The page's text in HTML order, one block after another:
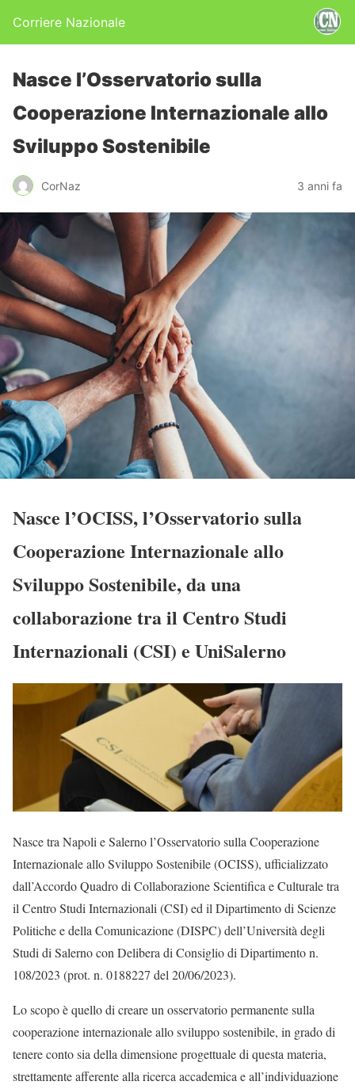
Corriere Nazionale
Nasce l’Osservatorio sulla
Cooperazione Internazionale allo
Sviluppo Sostenibile
CorNaz 3 anni fa
Nasce l’OCISS, l’Osservatorio sulla
Cooperazione Internazionale allo
Sviluppo Sostenibile, da una
collaborazione tra il Centro Studi
Internazionali (CSI) e UniSalerno
Nasce tra Napoli e Salerno l’Osservatorio sulla Cooperazione
Internazionale allo Sviluppo Sostenibile (OCISS), ufficializzato
dall’Accordo Quadro di Collaborazione Scientifica e Culturale tra
il Centro Studi Internazionali (CSI) ed il Dipartimento di Scienze
Politiche e della Comunicazione (DISPC) dell’Università degli
Studi di Salerno con Delibera di Consiglio di Dipartimento n.
108/2023 (prot. n. 0188227 del 20/06/2023).
Lo scopo è quello di creare un osservatorio permanente sulla
cooperazione internazionale allo sviluppo sostenibile, in grado di
tenere conto sia della dimensione progettuale di questa materia,
strettamente afferente alla ricerca accademica e all’individuazione